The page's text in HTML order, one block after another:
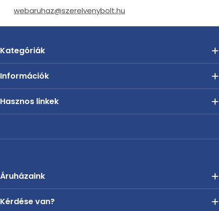
webaruhaz@szerelvenybolt.hu
Kategóriák
Információk
Hasznos linkek
Áruházaink
Kérdése van?